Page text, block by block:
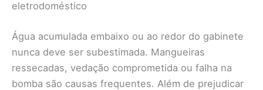
eletrodoméstico
Água acumulada embaixo ou ao redor do gabinete
nunca deve ser subestimada. Mangueiras
ressecadas, vedação comprometida ou falha na
bomba são causas frequentes. Além de prejudicar